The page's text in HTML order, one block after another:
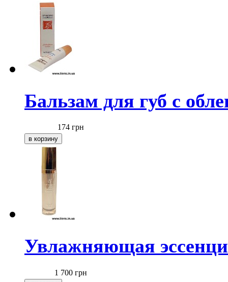
Бальзам для губ с
174 грн
Увлажняющая
1 700 грн